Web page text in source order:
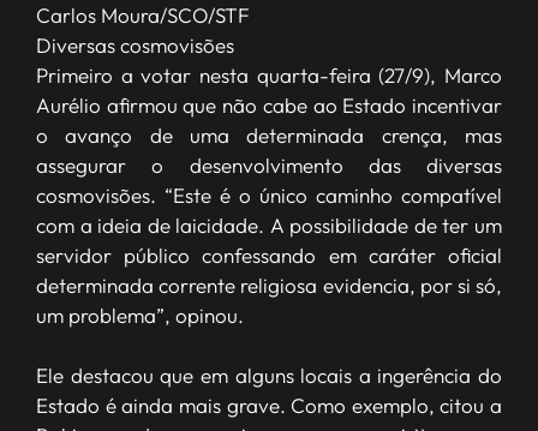
Carlos Moura/SCO/STF
Diversas cosmovisões
Primeiro a votar nesta quarta-feira (27/9), Marco
Aurélio afirmou que não cabe ao Estado incentivar
o avanço de uma determinada crença, mas
assegurar o desenvolvimento das diversas
cosmovisões. “Este é o único caminho compatível
com a ideia de laicidade. A possibilidade de ter um
servidor público confessando em caráter oficial
determinada corrente religiosa evidencia, por si só,
um problema”, opinou.
Ele destacou que em alguns locais a ingerência do
Estado é ainda mais grave. Como exemplo, citou a